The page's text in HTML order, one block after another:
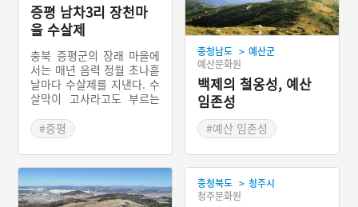
증평 남차3리 장천마
을 수살제
충북 증평군의 장래 마을에
서는 매년 음력 정월 초나흗
날마다 수살제를 지낸다. 수
살막이 고사라고도 부르는
는 알 수 없지만, 장래천의
범람 피해와 관련이 있다는
내용의 전설이 『증평군
지』에 남아있다. ‘장천마
을’ 표지석 인근에 외수살
제단과 내수살 제단이 각각
#증평
충청남도 > 예산군
예산문화원
백제의 철옹성, 예산
임존성
#예산 임존성
충청북도 > 청주시
청주문화원